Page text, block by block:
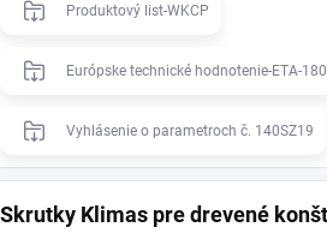
Produktový list-WKCP
Európske technické hodnotenie-ETA-
Vyhlásenie o parametroch č. 140SZ19
Skrutky Klimas pre drevené